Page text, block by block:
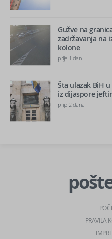
Gužve na
zadržavanja na
kolone
prije 1 dan
Šta ulazak BiH u
iz dijaspore
prije 2 dana
PRAVILA